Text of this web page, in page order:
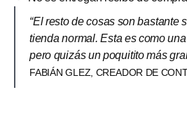
“El resto de cosas son bastante
tienda normal. Esta es como
pero quizás un poquitito más
FABIÁN GLEZ, CREADOR DE